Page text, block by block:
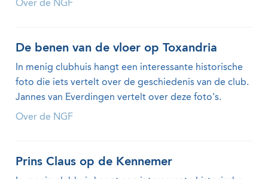
Over de NGF
De benen van de vloer op Toxandria
In menig clubhuis hangt een interessante historische
foto die iets vertelt over de geschiedenis van de club.
Jannes van Everdingen vertelt over deze foto's.
Over de NGF
Prins Claus op de Kennemer